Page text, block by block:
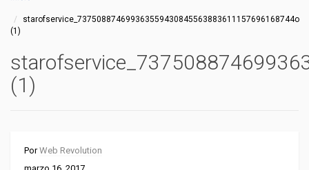
starofservice_737508874699363559430845563883611157696168744o
(1)
(1)
PorWeb Revolution